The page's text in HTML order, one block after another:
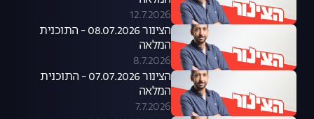
12.7.2026
הצינור 08.07.2026 - התוכנית
המלאה
8.7.2026
הצינור 07.07.2026 - התוכנית
המלאה
7.7.2026